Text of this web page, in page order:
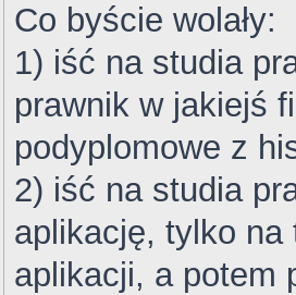
Co byście wolały:
1) iść na studia
prawnik w jakiejś
podyplomowe z
2) iść na studia
aplikację, tylko
aplikacji, a potem